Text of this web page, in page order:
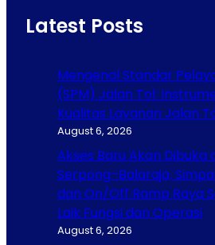
Latest Posts
Mengenal Standar
(SPM) Jalan Tol:
Kualitas Layanan Jalan
August 6, 2026
Akses Baru Akan Dibuka
Serpong–Balaraja,
dan On/Off Ramp Raya
Laik Fungsi dan Operasi
August 6, 2026